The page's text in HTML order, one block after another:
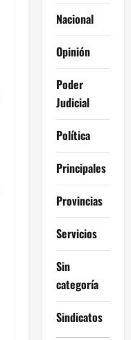
Nacional
Opinión
Poder
Judicial
Política
Principales
Provincias
Servicios
Sin
categoría
Sindicatos